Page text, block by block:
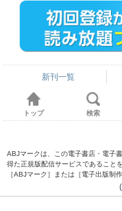
新刊一覧
トップ 検索
ABJマークは、この電子書店・電子
得た正規版配信サービスであること
［ABJマーク］または［電子出版制